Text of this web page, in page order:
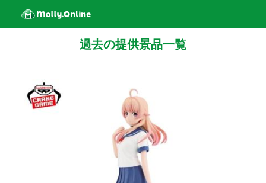
過去の提供景品一覧